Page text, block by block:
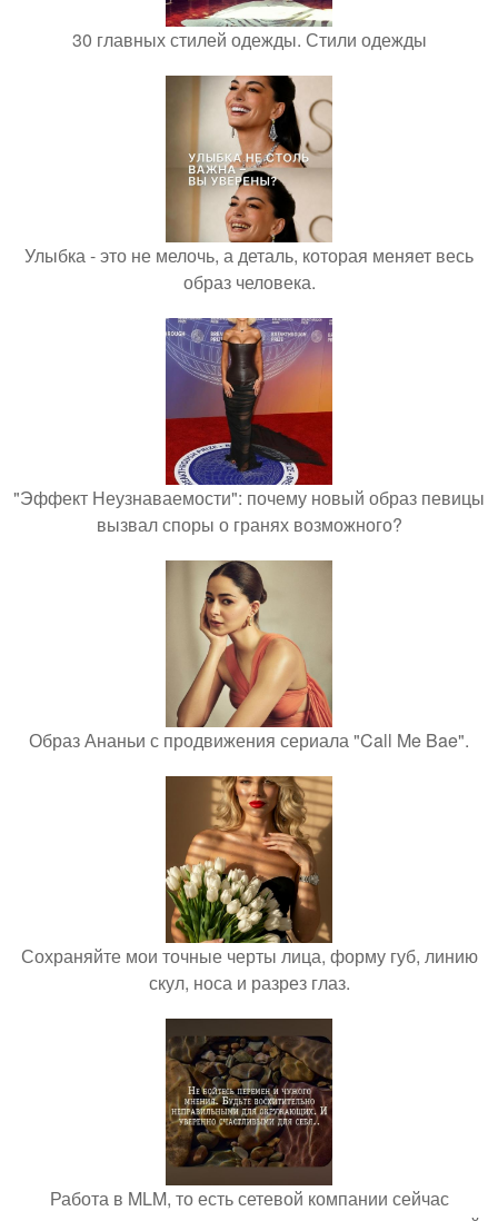
30 главных стилей одежды. Стили одежды
Улыбка - это не мелочь, а деталь, которая меняет весь
образ человека.
"Эффект Неузнаваемости": почему новый образ певицы
вызвал споры о гранях возможного?
Образ Ананьи с продвижения сериала "Call Me Bae".
Сохраняйте мои точные черты лица, форму губ, линию
скул, носа и разрез глаз.
Работа в MLM, то есть сетевой компании сейчас